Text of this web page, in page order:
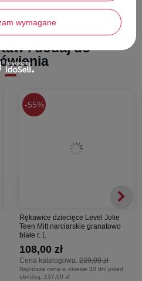
elastyczny ściągacz w
który pozwala spiąć je razem, aby
w szatni czy podróży.
i dodaj do
55%
Rękawice dziecięce Level Jolie
Teen Mitt narciarskie granatowo
białe r. L
Cena katalogowa: 239,00 zł
108,00 zł
Najniższa cena w okresie 30 dni przed
obniżką: 137,00 zł
wymagane